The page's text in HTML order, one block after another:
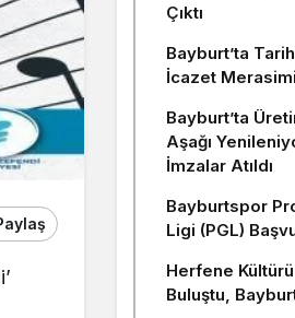
Çıktı
Bayburt’ta
İcazet
Bayburt’ta
Aşağı
İmzalar Atıldı
Bayburtspor
Ligi (PGL)
Herfene
Buluştu,